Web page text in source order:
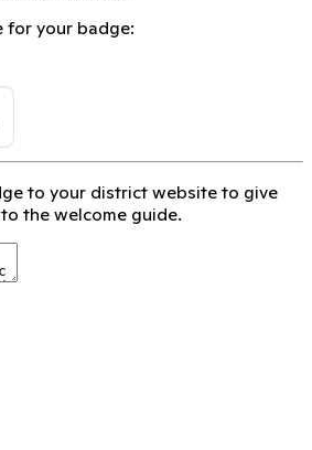
for your badge:
to your district website to give
the welcome guide.